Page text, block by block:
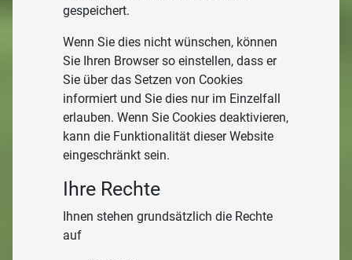
gespeichert.
Wenn Sie dies nicht wünschen, können
Sie Ihren Browser so einstellen, dass er
Sie über das Setzen von Cookies
informiert und Sie dies nur im Einzelfall
erlauben. Wenn Sie Cookies deaktivieren,
kann die Funktionalität dieser Website
eingeschränkt sein.
Ihre Rechte
Ihnen stehen grundsätzlich die Rechte
auf